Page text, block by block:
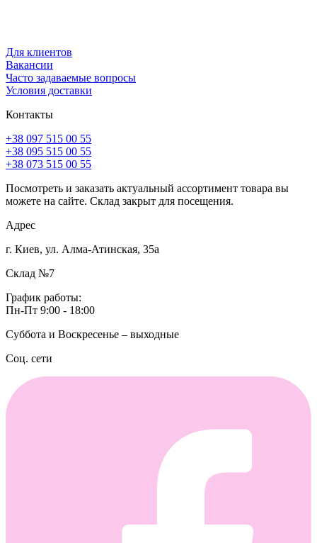
Для клиентов
Вакансии
Часто задаваемые вопросы
Условия доставки
Контакты
+38 097 515 00 55
+38 095 515 00 55
+38 073 515 00 55
Посмотреть и заказать актуальный ассортимент товара вы
можете на сайте. Склад закрыт для посещения.
Адрес
г. Киев, ул. Алма-Атинская, 35а
Склад №7
График работы:
Пн-Пт 9:00 - 18:00
Суббота и Воскресенье – выходные
Соц. сети